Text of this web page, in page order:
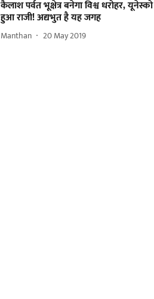
कैलाश पर्वत भूक्षेत्र बनेगा विश्व धरोहर, यूनेस्को
हुआ राजी! अद्यभुत है यह जगह
Manthan 20 May 2019